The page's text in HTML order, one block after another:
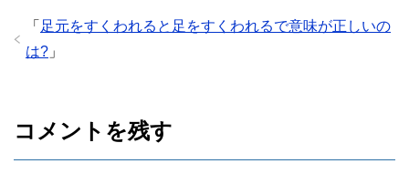
「 足元をすくわれると足をすくわれるで意味が正しいの
は? 」
コメントを残す